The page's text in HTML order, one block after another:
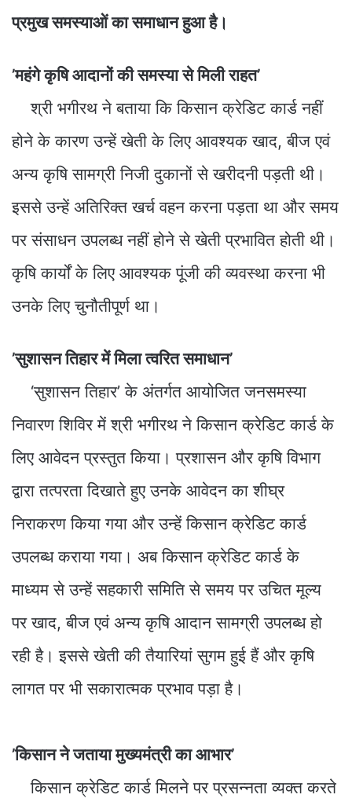
प्रमुख समस्याओं का समाधान हुआ है।
’महंगे कृषि आदानों की समस्या से मिली राहत’
श्री भगीरथ ने बताया कि किसान क्रेडिट कार्ड नहीं
होने के कारण उन्हें खेती के लिए आवश्यक खाद, बीज एवं
अन्य कृषि सामग्री निजी दुकानों से खरीदनी पड़ती थी।
इससे उन्हें अतिरिक्त खर्च वहन करना पड़ता था और समय
पर संसाधन उपलब्ध नहीं होने से खेती प्रभावित होती थी।
कृषि कार्यों के लिए आवश्यक पूंजी की व्यवस्था करना भी
उनके लिए चुनौतीपूर्ण था।
’सुशासन तिहार में मिला त्वरित समाधान’
‘सुशासन तिहार’ के अंतर्गत आयोजित जनसमस्या
निवारण शिविर में श्री भगीरथ ने किसान क्रेडिट कार्ड के
लिए आवेदन प्रस्तुत किया। प्रशासन और कृषि विभाग
द्वारा तत्परता दिखाते हुए उनके आवेदन का शीघ्र
निराकरण किया गया और उन्हें किसान क्रेडिट कार्ड
उपलब्ध कराया गया। अब किसान क्रेडिट कार्ड के
माध्यम से उन्हें सहकारी समिति से समय पर उचित मूल्य
पर खाद, बीज एवं अन्य कृषि आदान सामग्री उपलब्ध हो
रही है। इससे खेती की तैयारियां सुगम हुई हैं और कृषि
लागत पर भी सकारात्मक प्रभाव पड़ा है।
’किसान ने जताया मुख्यमंत्री का आभार’
किसान क्रेडिट कार्ड मिलने पर प्रसन्नता व्यक्त करते